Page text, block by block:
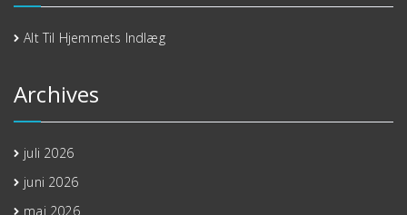
Alt Til Hjemmets Indlæg
Archives
juli 2026
juni 2026
maj 2026